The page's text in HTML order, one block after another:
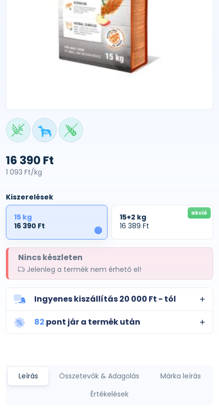
16 390 Ft
1 093 Ft/kg
Kiszerelések
1
15 kg
16 390 Ft
akció
15+2 kg
16 389 Ft
Nincs készleten
Jelenleg a termék nem érhető el!
Ingyenes kiszállítás 20 000 Ft - tól
82 pont jár a termék után
Leírás Összetevők & Adagolás
Márka leírás
Értékelések